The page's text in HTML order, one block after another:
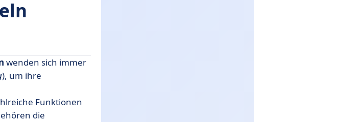
wenden sich immer
), um ihre
Funktionen
die